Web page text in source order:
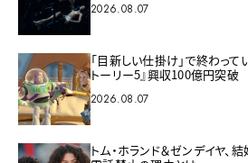
2026.08.07
「目新しい仕掛け」で終わって
トーリー5』興収100億円突破
2026.08.07
トム・ホランド＆ゼンデイヤ